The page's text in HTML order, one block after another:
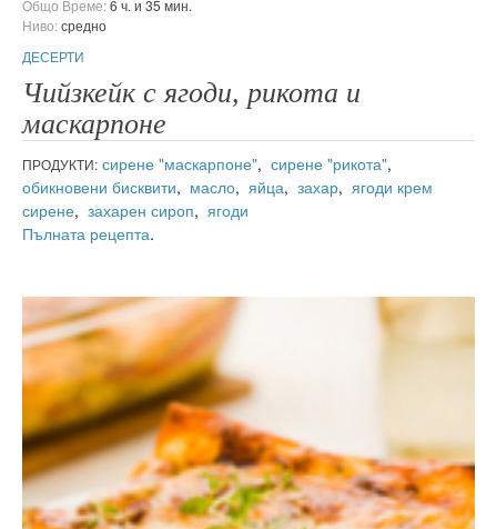
Общо Време:6 ч. и 35 мин.
Ниво:средно
ДЕСЕРТИ
Чийзкейк с ягоди, рикота и
маскарпоне
ПРОДУКТИ: сирене "маскарпоне", сирене "рикота",
обикновени бисквити, масло, яйца, захар, ягоди крем
сирене, захарен сироп, ягоди
Пълната рецепта.